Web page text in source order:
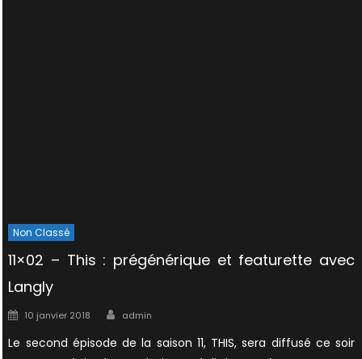
Non Classé
11×02 – This : prégénérique et featurette avec
Langly
Posted
10 janvier 2018 Author
admin
Le second épisode de la saison 11, THIS, sera diffusé ce soir